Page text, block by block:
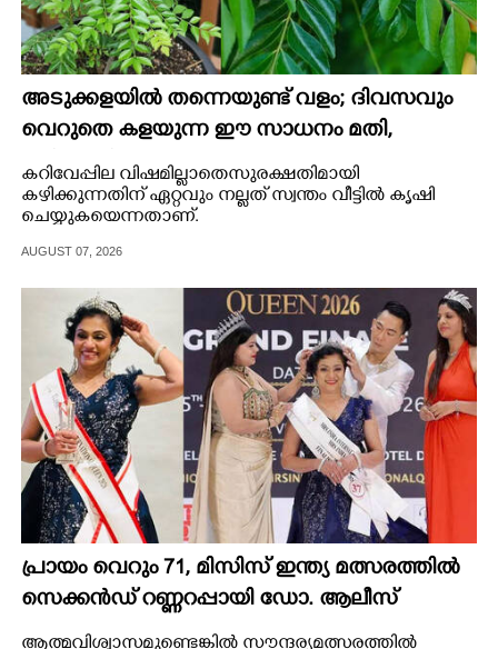
അടുക്കളയിൽ തന്നെയുണ്ട് വളം; ദിവസവും
വെറുതെ കളയുന്ന ഈ സാധനം മതി,
കറിവേപ്പില തഴച്ചുവളരും
കറിവേപ്പില വിഷമില്ലാതെ സുരക്ഷതിമായി
കഴിക്കുന്നതിന് ഏറ്റവും നല്ലത് സ്വന്തം വീട്ടിൽ കൃഷി
ചെയ്യുകയെന്നതാണ്.
AUGUST 07, 2026
പ്രായം വെറും 71, മിസിസ് ഇന്ത്യ മത്സരത്തിൽ
സെക്കൻഡ് റണ്ണറപ്പായി ഡോ. ആലീസ്
ആത്മവിശ്വാസമുണ്ടെങ്കിൽ സൗന്ദര്യമത്സരത്തിൽ